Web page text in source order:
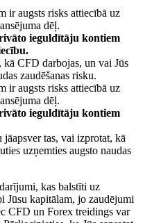
ir augsts risks attiecībā uz
dēļ.
ieguldītāju kontiem
kā CFD darbojas, un vai Jūs
zaudēšanas risku.
ir augsts risks attiecībā uz
dēļ.
ieguldītāju kontiem
tas, vai izprotat, kā
uzņemties augsto naudas
kas balstīti uz
Jūsu kapitālam, jo zaudējumi
CFD un Forex treidings var